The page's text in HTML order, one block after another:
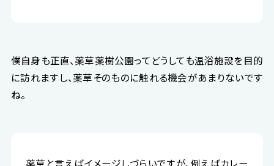
僕自身も正直、薬草薬樹公園ってどうしても温浴施設を目的
に訪れますし、薬草そのものに触れる機会があまりないです
ね。